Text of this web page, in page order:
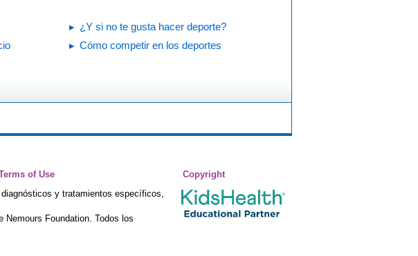
¿Y si no te gusta hacer deporte?
Cómo competir en los deportes
of Use
Copyright
y tratamientos específicos,
Nemours Foundation. Todos los